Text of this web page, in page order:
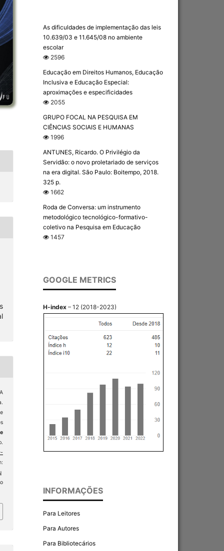
As dificuldades de implementação das leis
10.639/03 e 11.645/08 no ambiente
escolar
2596
Educação em Direitos Humanos, Educação
Inclusiva e Educação Especial:
aproximações e especificidades
2055
GRUPO FOCAL NA PESQUISA EM
CIÊNCIAS SOCIAIS E HUMANAS
1996
ANTUNES, Ricardo. O Privilégio da
Servidão: o novo proletariado de serviços
na era digital. São Paulo: Boitempo, 2018.
325 p.
1662
Roda de Conversa: um instrumento
metodológico tecnológico-formativo-
coletivo na Pesquisa em Educação
1457
GOOGLE METRICS
H-index – 12 (2018-2023)
INFORMAÇÕES
Para Leitores
Para Autores
Para Bibliotecários